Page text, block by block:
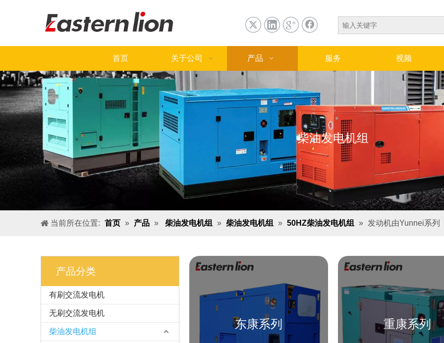
首页 关于公司 产品 服务 视频
柴油发电机组
当前所在位置: 首页 » 产品 » 柴油发电机组 » 柴油发电机组 » 50HZ柴油发电机组 » 发动机由Yunnei系列
产品分类
有刷交流发电机
无刷交流发电机
柴油发电机组
东康系列 重康系列